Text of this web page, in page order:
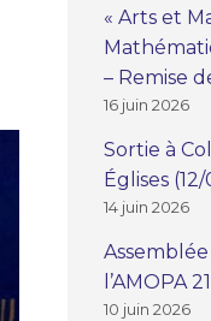
« Arts et
– Remise
16 juin 2026
Sortie à
Églises
14 juin 2026
l’AMOPA
10 juin 2026